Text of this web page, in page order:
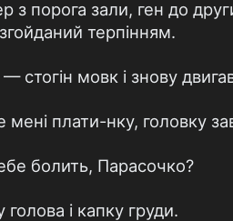
з порога зали, ген до
терпінням.
стогін мовк і знову
плати-нку, головку
болить, Парасочко?
і капку груди.